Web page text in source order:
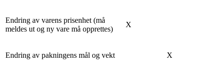
Endring av varens prisenhet (må
meldes ut og ny vare må opprettes)
X
Endring av pakningens mål og vekt X